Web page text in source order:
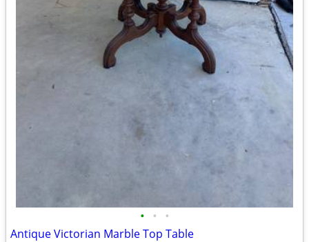
• • •
Antique Victorian Marble Top Table